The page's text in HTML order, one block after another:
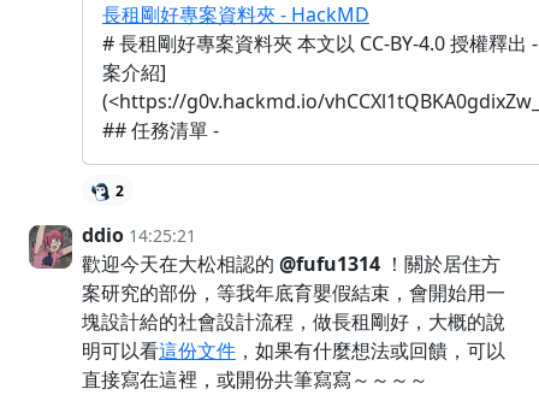
長租剛好專案資料夾 - HackMD
# 長租剛好專案資料夾 本文以 CC-BY-4.0 授權釋出
案介紹]
(<https://g0v.hackmd.io/
## 任務清單 -
2
ddio 14:25:21
歡迎今天在大松相認的 @fufu1314 ！關於居住方
案研究的部份，等我年底育嬰假結束，會開始用一
塊設計給的社會設計流程，做長租剛好，大概的說
明可以看這份文件 ，如果有什麼想法或回饋，可以
直接寫在這裡，或開份共筆寫寫～～～～